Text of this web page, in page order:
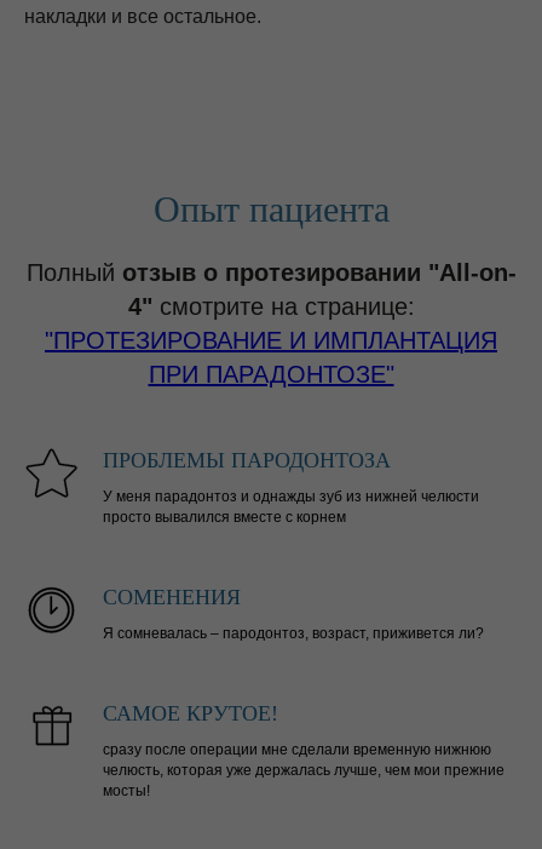
накладки и все остальное.
Опыт пациента
Полный отзыв о протезировании "All-on-
4" смотрите на странице:
"ПРОТЕЗИРОВАНИЕ И ИМПЛАНТАЦИЯ
ПРИ ПАРАДОНТОЗЕ"
ПРОБЛЕМЫ ПАРОДОНТОЗА
У меня парадонтоз и однажды зуб из нижней челюсти
просто вывалился вместе с корнем
СОМЕНЕНИЯ
Я сомневалась – пародонтоз, возраст, приживется ли?
САМОЕ КРУТОЕ!
сразу после операции мне сделали временную нижнюю
челюсть, которая уже держалась лучше, чем мои прежние
мосты!